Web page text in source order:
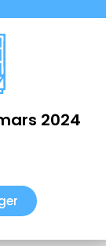
2024